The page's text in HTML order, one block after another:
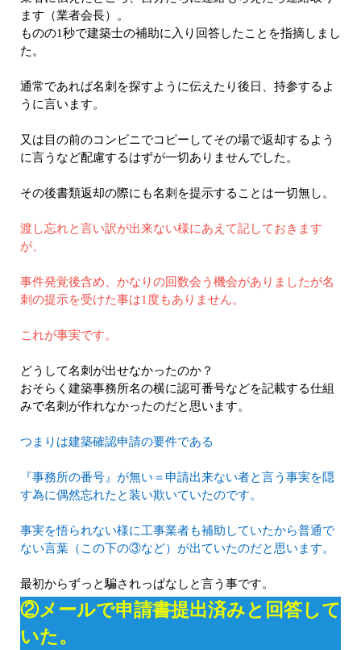
ます（業者会長）。
ものの1秒で建築士の補助に入り回答したことを指摘しまし
た。
通常であれば名刺を探すように伝えたり後日、持参するよ
うに言います。
又は目の前のコンビニでコピーしてその場で返却するよう
に言うなど配慮するはずが一切ありませんでした。
その後書類返却の際にも名刺を提示することは一切無し。
渡し忘れと言い訳が出来ない様にあえて記しておきます
が、
事件発覚後含め、かなりの回数会う機会がありましたが名
刺の提示を受けた事は1度もありません。
これが事実です。
どうして名刺が出せなかったのか？
おそらく建築事務所名の横に認可番号などを記載する仕組
みで名刺が作れなかったのだと思います。
つまりは建築確認申請の要件である
『事務所の番号』が無い＝申請出来ない者と言う事実を隠
す為に偶然忘れたと装い欺いていたのです。
事実を悟られない様に工事業者も補助していたから普通で
ない言葉（この下の③など）が出ていたのだと思います。
最初からずっと騙されっぱなしと言う事です。
②メールで申請書提出済みと回答して
いた。